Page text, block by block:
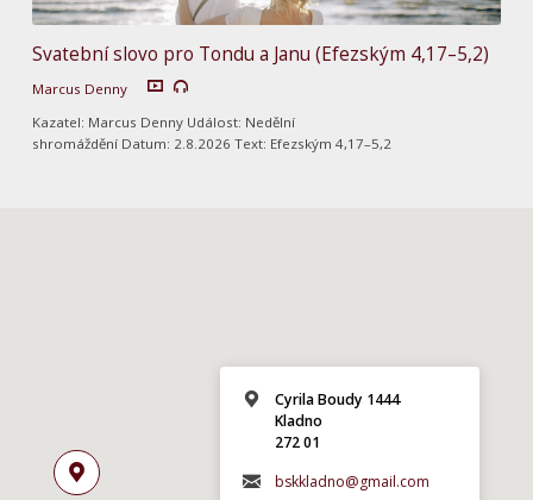
Svatební slovo pro Tondu a Janu (Efezským 4,17–5,2)
Marcus Denny
Kazatel: Marcus Denny Událost: Nedělní
shromáždění Datum: 2.8.2026 Text: Efezským 4,17–5,2
Cyrila Boudy 1444
Kladno
272 01
bskkladno@gmail.com